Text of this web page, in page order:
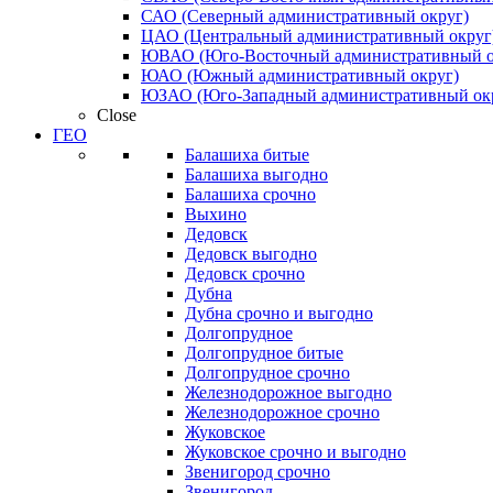
САО (Северный административный округ)
ЦАО (Центральный административный
ЮВАО (Юго-Восточный административный
ЮАО (Южный административный округ)
ЮЗАО (Юго-Западный административный
Close
ГЕО
Балашиха битые
Балашиха выгодно
Балашиха срочно
Выхино
Дедовск
Дедовск выгодно
Дедовск срочно
Дубна
Дубна срочно и выгодно
Долгопрудное
Долгопрудное битые
Долгопрудное срочно
Железнодорожное выгодно
Железнодорожное срочно
Жуковское
Жуковское срочно и выгодно
Звенигород срочно